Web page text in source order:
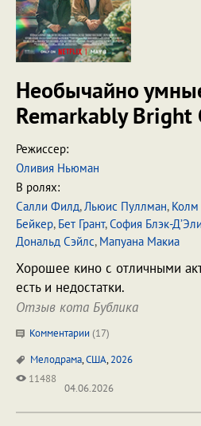
Необычайно
Remarkably Bright
Режиссер:
Оливия Ньюман
В ролях:
Салли Филд,Льюис Пуллман,
Бейкер, Бет Грант,София Блэк-
Дональд Сэйлс, Мапуана Макиа
Хорошее кино с отличными
есть и недостатки.
Отзыв кота Бублика
Комментарии (17)
Мелодрама,США,2026
11488
04.06.2026